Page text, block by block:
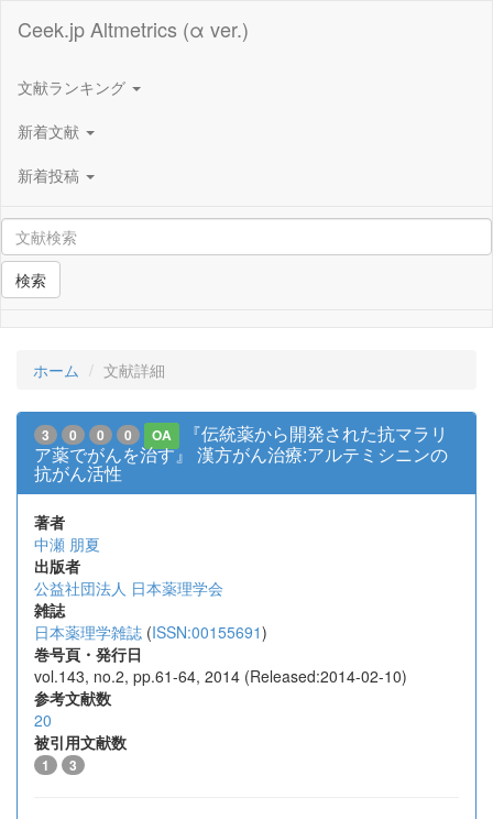
Ceek.jp Altmetrics (α ver.)
文献ランキング
新着文献
新着投稿
検索
ホーム 文献詳細
3 0 0 0 OA
『伝統薬から開発された抗マラリ
ア薬でがんを治す』 漢方がん治療:アルテミシニンの
抗がん活性
著者
中瀬 朋夏
出版者
公益社団法人 日本薬理学会
雑誌
日本薬理学雑誌 (ISSN:00155691)
巻号頁・発行日
vol.143, no.2, pp.61-64, 2014 (Released:2014-02-10)
参考文献数
20
被引用文献数
1 3